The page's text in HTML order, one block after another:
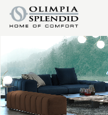
FRANÇAIS
HOME
CLIMATISATION